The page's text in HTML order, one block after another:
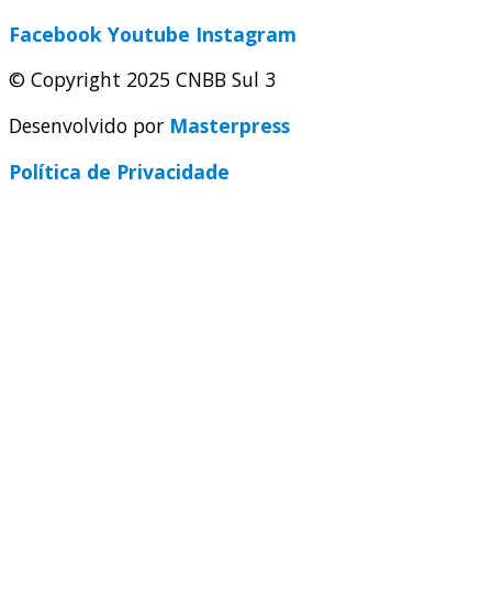
Facebook Youtube Instagram
© Copyright 2025 CNBB Sul 3
Desenvolvido por Masterpress
Política de Privacidade